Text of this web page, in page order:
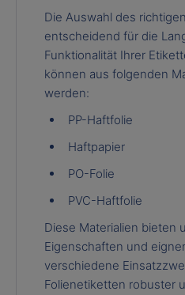
Die Auswahl des
entscheidend für die
Funktionalität Ihrer
können aus folgenden
werden:
PP-Haftfolie
Haftpapier
PO-Folie
PVC-Haftfolie
Diese Materialien bieten
Eigenschaften und
verschiedene
Folienetiketten robuster